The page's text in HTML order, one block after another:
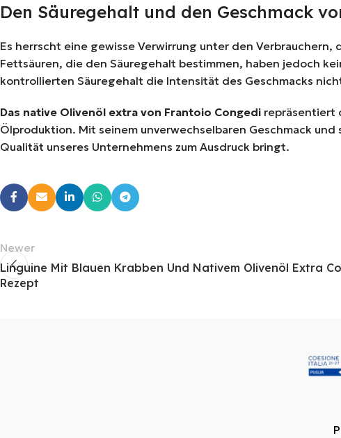
Den Säuregehalt und den Geschmack
Es herrscht eine gewisse Verwirrung unter den
Fettsäuren, die den Säuregehalt bestimmen, haben jedoch
kontrollierten Säuregehalt die Intensität des Geschmacks
Das native Olivenöl extra von Frantoio Congedi repräsentiert
Ölproduktion. Mit seinem unverwechselbaren Geschmack
Qualität unseres Unternehmens zum Ausdruck bringt.
Newer
Linguine Mit Blauen Krabben Und Nativem Olivenöl Extra
Rezept